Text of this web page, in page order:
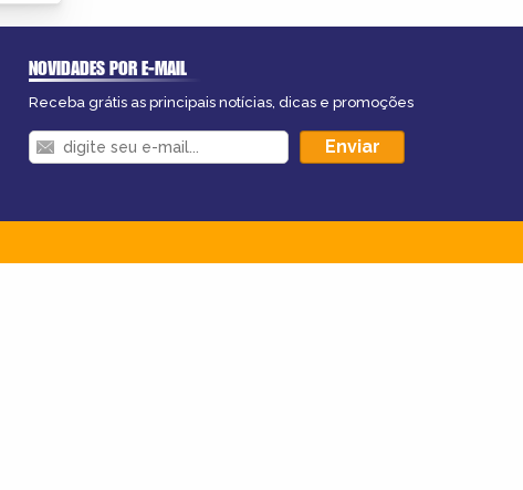
NOVIDADES POR E-MAIL
Receba grátis as principais notícias, dicas e promoções